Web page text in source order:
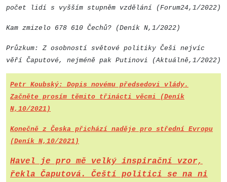
počet lidí s vyšším stupněm vzdělání (Forum24,1/2022)
Kam zmizelo 678 610 Čechů? (Deník N,1/2022)
Průzkum: Z osobností světové politiky Češi nejvíc
věří Čaputové, nejméně pak Putinovi (Aktuálně,1/2022)
Petr Koubský: Dopis novému předsedovi vlády.
Začněte prosím těmito třinácti věcmi (Deník
N,10/2021)
Konečně z Česka přichází naděje pro střední Evropu
(Deník N,10/2021)
Havel je pro mě velký inspirační vzor,
řekla Čaputová. Čeští politici se na ni